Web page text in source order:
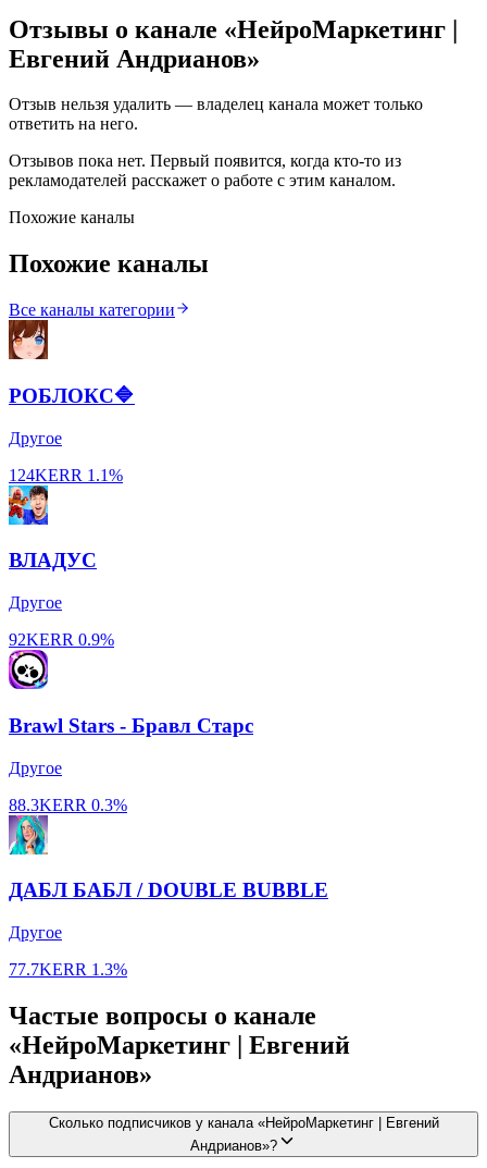
Отзывы о канале «НейроМаркетинг |
Евгений Андрианов»
Отзыв нельзя удалить — владелец канала может только
ответить на него.
Отзывов пока нет. Первый появится, когда кто-то из
рекламодателей расскажет о работе с этим каналом.
Похожие каналы
Похожие каналы
Все каналы категории
РОБЛОКС🔷
Другое
124KERR 1.1%
ВЛАДУС
Другое
92KERR 0.9%
Brawl Stars - Бравл Старс
Другое
88.3KERR 0.3%
ДАБЛ БАБЛ / DOUBLE BUBBLE
Другое
77.7KERR 1.3%
Частые вопросы о канале
«НейроМаркетинг | Евгений
Андрианов»
Сколько подписчиков у канала «НейроМаркетинг | Евгений
Андрианов»?